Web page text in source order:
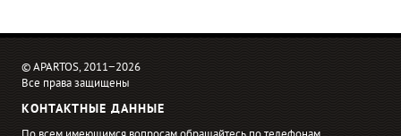
© APARTOS, 2011−2026
Все права защищены
КОНТАКТНЫЕ ДАННЫЕ